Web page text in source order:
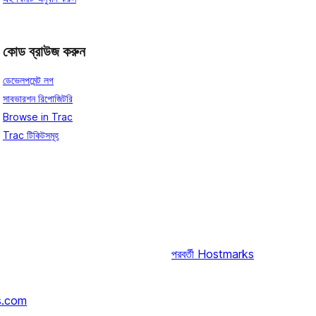
কোড ব্রাউজ করুন
ডেভেলপমেন্ট লগ
সাবভারশন রিপোজিটরি
Browse in Trac
Trac টিকিটসমূহ
পরবর্তী Hostmarks